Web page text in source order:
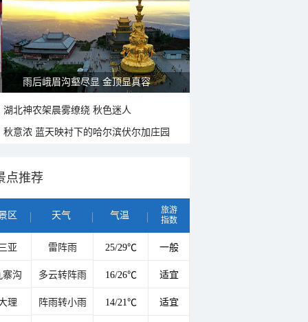
雨后峨眉沟壑尽显 金顶显真容
湖北神农架晨雾缭绕 秋色迷人
秋意浓 蓝天映衬下的哈尔滨伏尔加庄园
点推荐
区 天气 气温
旅游
指数
亚 雷阵雨 25/29℃ 一般
寨沟 多云转阵雨 16/26℃ 适宜
理 阵雨转小雨 14/21℃ 适宜